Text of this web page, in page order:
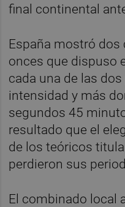
final continental
España mostró dos
onces que dispuso
cada una de las
intensidad y más
segundos 45
resultado que el
de los teóricos
perdieron sus
El combinado local